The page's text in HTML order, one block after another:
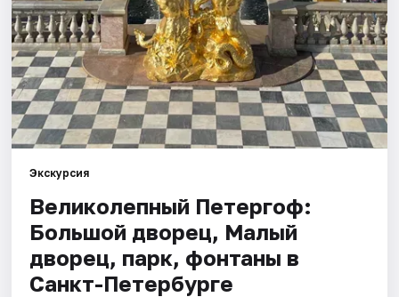
Экскурсия
Великолепный Петергоф:
Большой дворец, Малый
дворец, парк, фонтаны в
Санкт-Петербурге